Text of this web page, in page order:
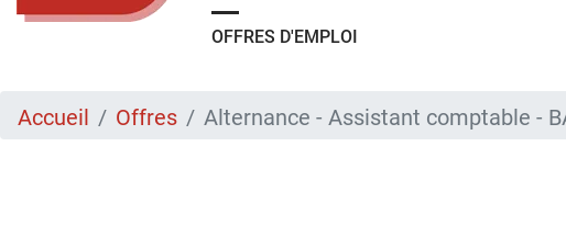
OFFRES D'EMPLOI
Accueil Offres Alternance - Assistant comptable -